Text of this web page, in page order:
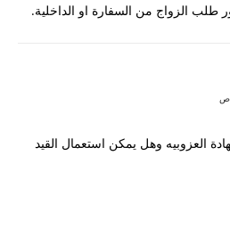
الزواج من السفارة او الداخلية.
العزوبيه وهل يمكن استعمال القيد